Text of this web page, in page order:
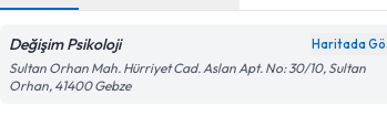
Değişim Psikoloji Haritada
Sultan Orhan Mah. Hürriyet Cad. Aslan Apt. No: 30/10, Sultan
Orhan, 41400 Gebze